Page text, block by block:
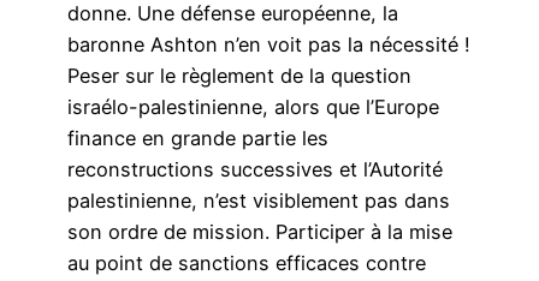
donne. Une défense européenne, la
baronne Ashton n’en voit pas la nécessité !
Peser sur le règlement de la question
israélo-palestinienne, alors que l’Europe
finance en grande partie les
reconstructions successives et l’Autorité
palestinienne, n’est visiblement pas dans
son ordre de mission. Participer à la mise
au point de sanctions efficaces contre